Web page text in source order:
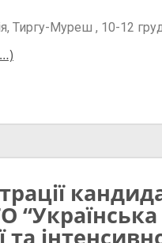
Тиргу-Муреш , 10-12
“Українська